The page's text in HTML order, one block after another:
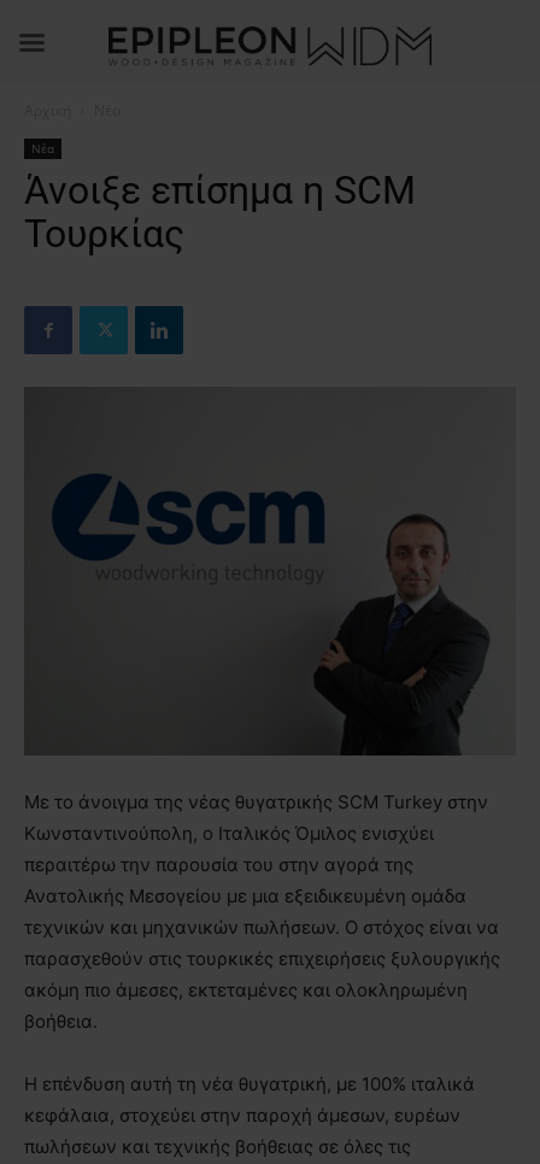
Νέα
Άνοιξε επίσημα η SCM
Τουρκίας
Με το άνοιγμα της νέας θυγατρικής SCM Turkey στην
Κωνσταντινούπολη, ο Ιταλικός Όμιλος ενισχύει
περαιτέρω την παρουσία του στην αγορά της
Ανατολικής Μεσογείου με μια εξειδικευμένη ομάδα
τεχνικών και μηχανικών πωλήσεων. Ο στόχος είναι να
παρασχεθούν στις τουρκικές επιχειρήσεις ξυλουργικής
ακόμη πιο άμεσες, εκτεταμένες και ολοκληρωμένη
βοήθεια.
Η επένδυση αυτή τη νέα θυγατρική, με 100% ιταλικά
κεφάλαια, στοχεύει στην παροχή άμεσων, ευρέων
πωλήσεων και τεχνικής βοήθειας σε όλες τις